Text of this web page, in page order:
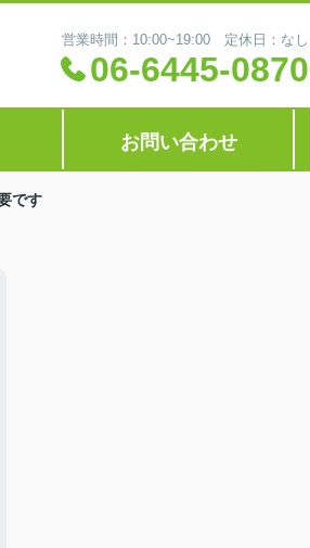
営業時間：10:00~19:00 定休日：なし
06-6445-0870
お問い合わせ
です